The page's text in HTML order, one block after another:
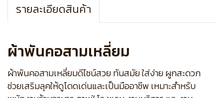
รายละเอียดสินค้า
ผ้าพันคอสามเหลี่ยม
ผ้าพันคอสามเหลี่ยมดีไซน์สวย ทันสมัย ใส่ง่าย ผูกสะดวก
ช่วยเสริมลุคให้ดูโดดเด่นและเป็นมืออาชีพ เหมาะสำหรับ